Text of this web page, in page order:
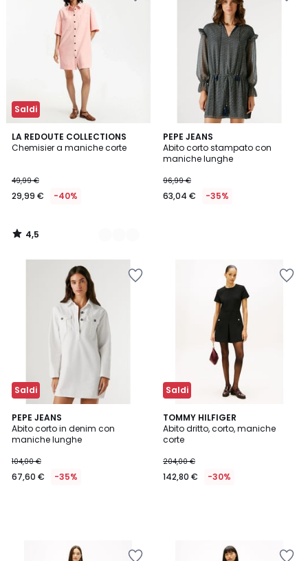
Saldi
LA REDOUTE COLLECTIONS
Chemisier a maniche corte
49,99 €
29,99 € -40%
4,5
/ 5
2
Colori
4,5
/
PEPE JEANS
Abito corto stampato con
maniche lunghe
96,99 €
63,04 € -35%
Saldi
PEPE JEANS
Abito corto in denim con
maniche lunghe
104,00 €
67,60 € -35%
Saldi
TOMMY HILFIGER
Abito dritto, corto, maniche
corte
204,00 €
142,80 € -30%